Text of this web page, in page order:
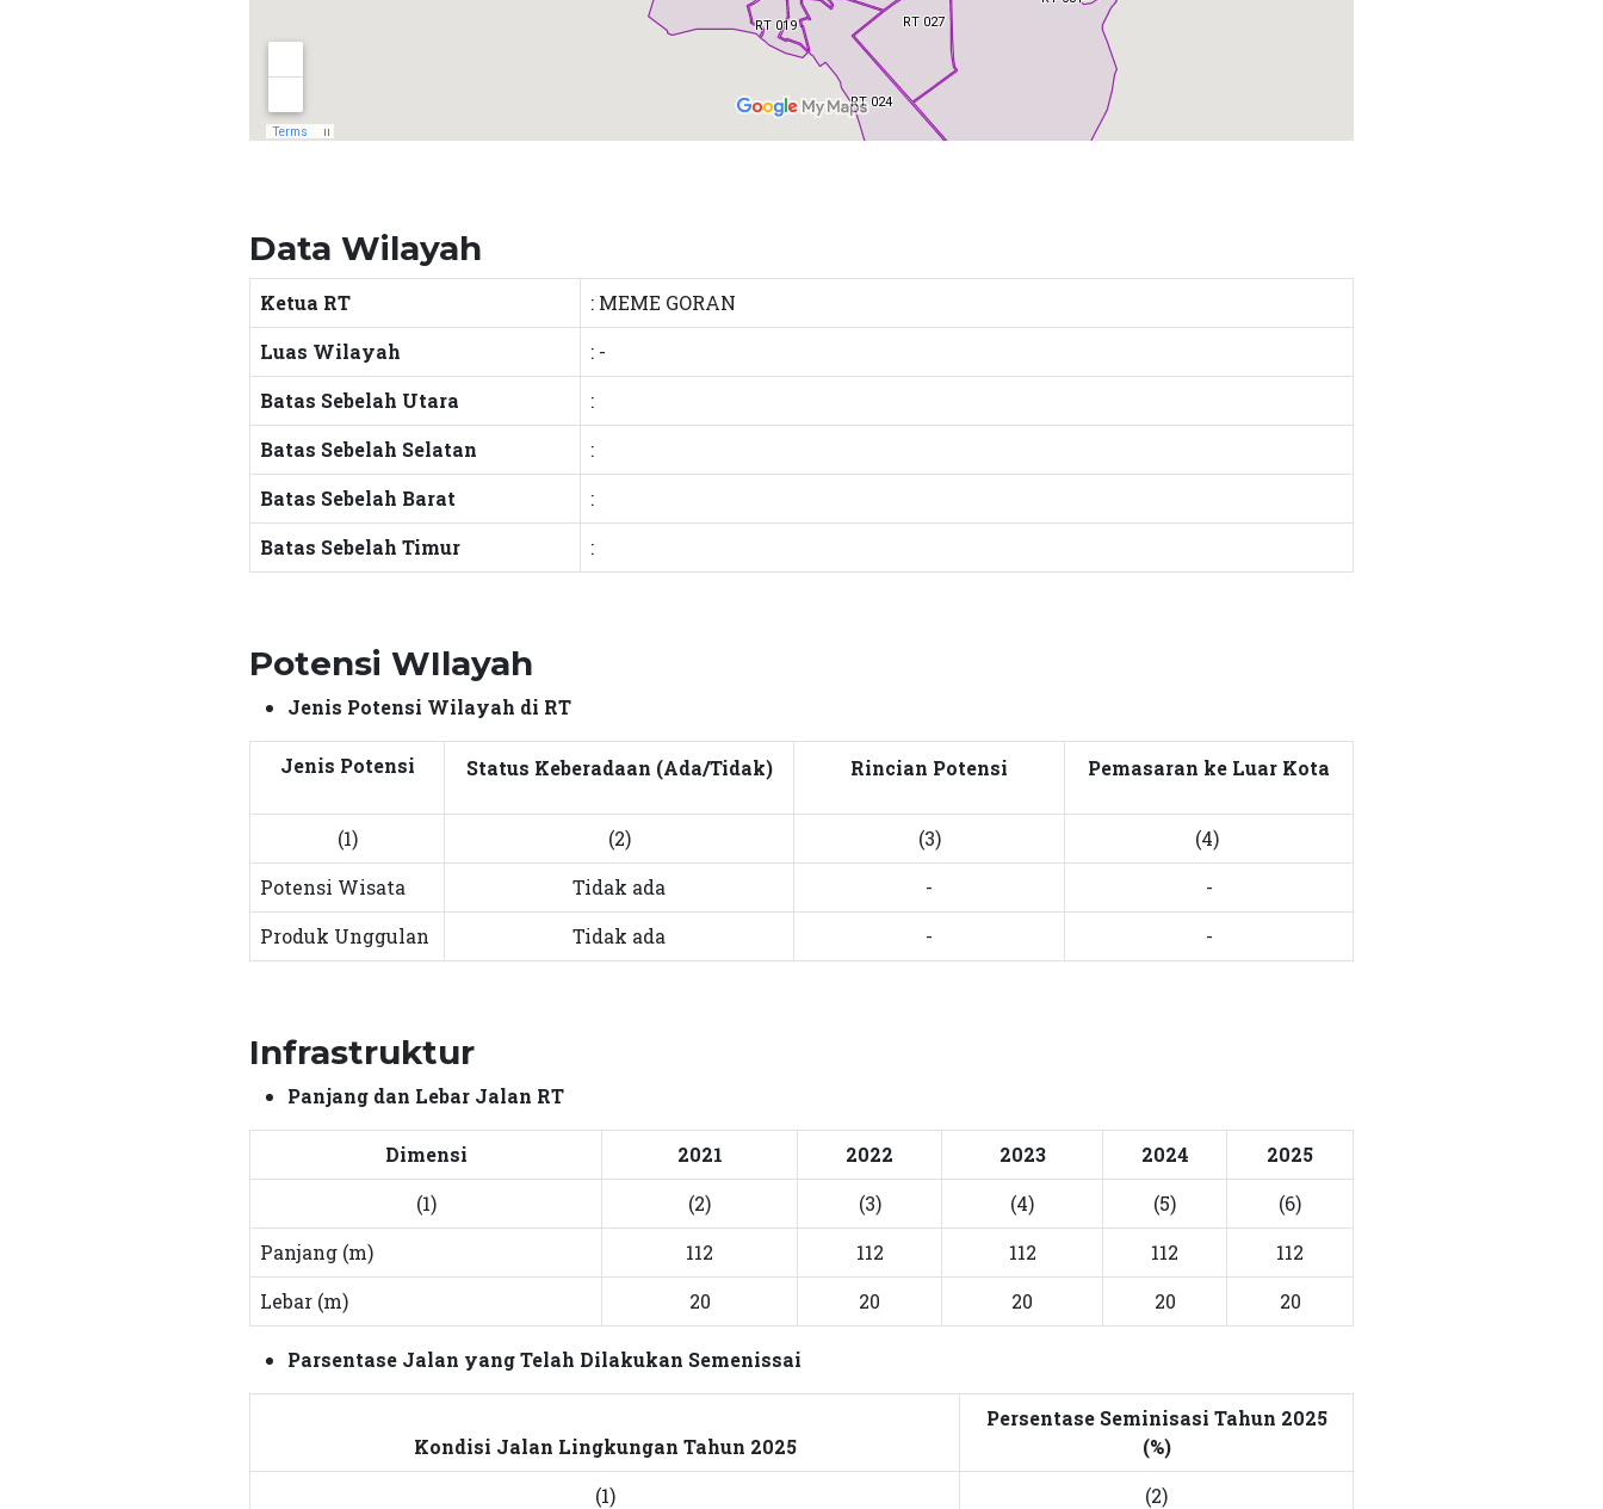
Data Wilayah
Ketua RT
: MEME GORAN
Luas Wilayah
: -
Batas Sebelah Utara
:
Batas Sebelah Selatan
:
Batas Sebelah Barat
:
Batas Sebelah Timur
:
Potensi WIlayah
Jenis Potensi Wilayah di RT
Jenis Potensi Status Keberadaan (Ada/Tidak) Rincian Potensi Pemasaran ke Luar Kota
(1) (2) (3)
(4)
Potensi Wisata
Tidak ada -
-
Produk Unggulan
Tidak ada - -
Infrastruktur
Panjang dan Lebar Jalan RT
Dimensi 2021 2022 2023 2024
2025
(1)
(2) (3) (4) (5)
(6)
Panjang (m)
112 112 112 112
112
Lebar (m)
20 20 20 20 20
Parsentase Jalan yang Telah Dilakukan Semenissai
Kondisi Jalan Lingkungan Tahun 2025
Persentase Seminisasi Tahun 2025
(%)
(1)
(2)